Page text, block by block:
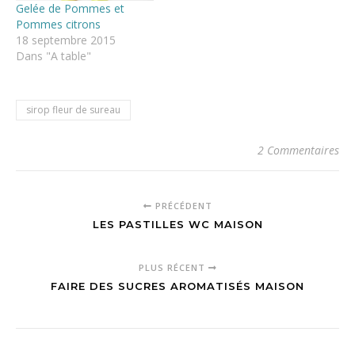
Gelée de Pommes et
Pommes citrons
18 septembre 2015
Dans "A table"
sirop fleur de sureau
2 Commentaires
PRÉCÉDENT
LES PASTILLES WC MAISON
PLUS RÉCENT
FAIRE DES SUCRES AROMATISÉS MAISON